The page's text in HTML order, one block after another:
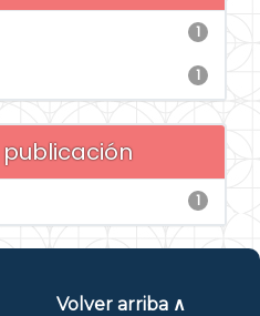
1
1
1
Volver arriba ∧